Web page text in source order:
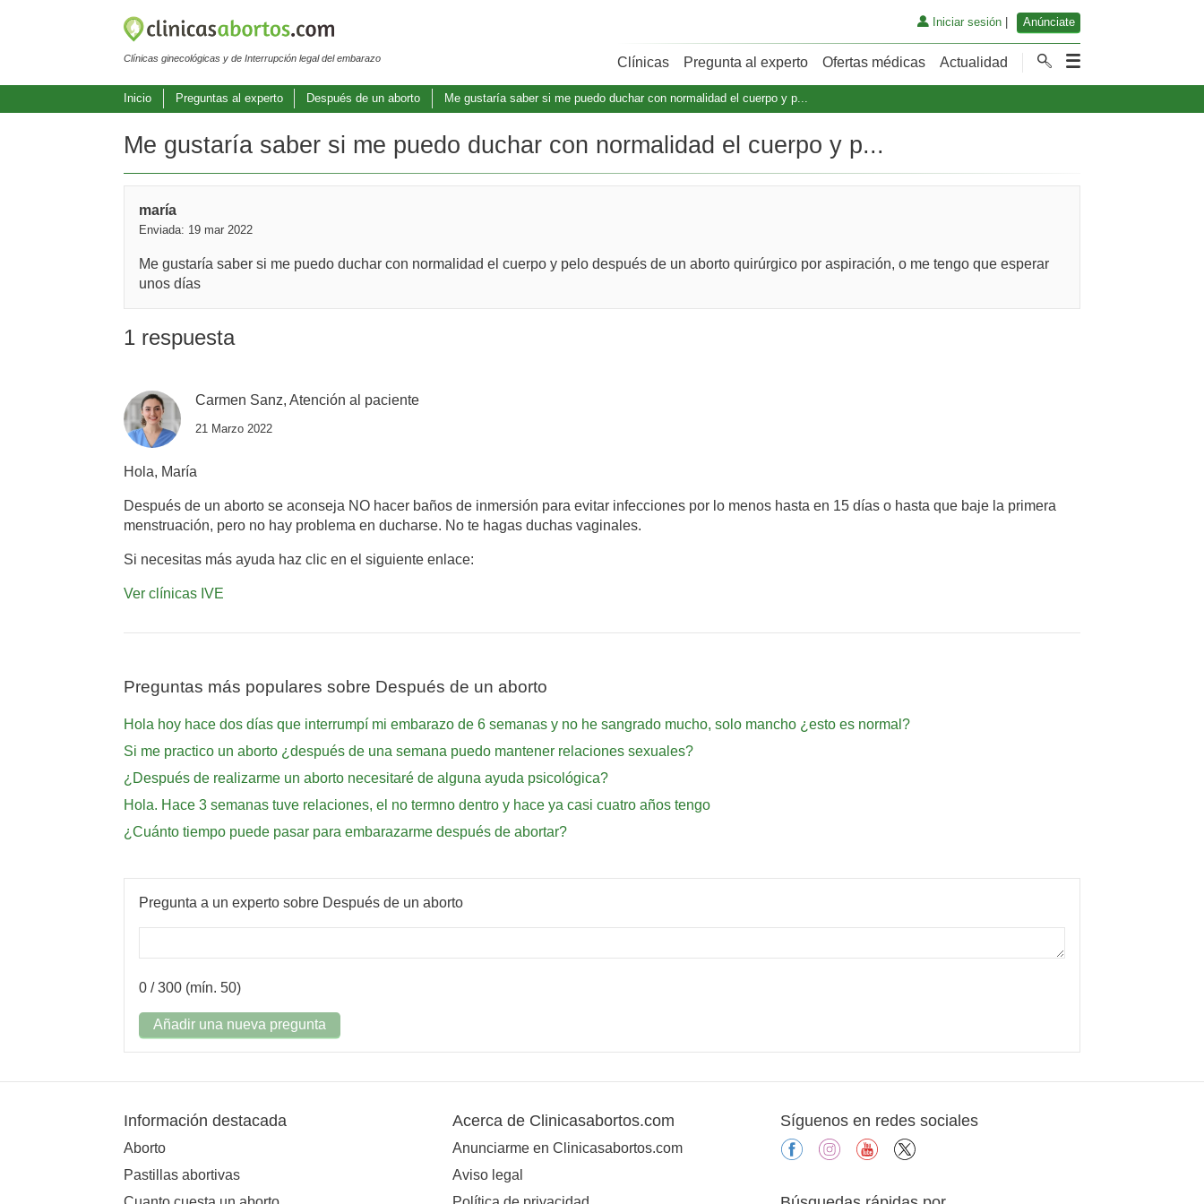
Clínicas ginecológicas y de Interrupción legal del embarazo
Iniciar sesión| Anúnciate
Clínicas Pregunta al experto Ofertas médicas Actualidad
Inicio Preguntas al experto Después de un aborto Me gustaría saber si me puedo duchar con normalidad el cuerpo y p...
Me gustaría saber si me puedo duchar con normalidad el cuerpo y p...
maría
Enviada: 19 mar 2022
Me gustaría saber si me puedo duchar con normalidad el cuerpo y pelo después de un aborto quirúrgico por aspiración, o me tengo que esperar
unos días
1 respuesta
Carmen Sanz, Atención al paciente
21 Marzo 2022
Hola, María
Después de un aborto se aconseja NO hacer baños de inmersión para evitar infecciones por lo menos hasta en 15 días o hasta que baje la primera
menstruación, pero no hay problema en ducharse. No te hagas duchas vaginales.
Si necesitas más ayuda haz clic en el siguiente enlace:
Ver clínicas IVE
Preguntas más populares sobre Después de un aborto
Hola hoy hace dos días que interrumpí mi embarazo de 6 semanas y no he sangrado mucho, solo mancho ¿esto es normal?
Si me practico un aborto ¿después de una semana puedo mantener relaciones sexuales?
¿Después de realizarme un aborto necesitaré de alguna ayuda psicológica?
Hola. Hace 3 semanas tuve relaciones, el no termno dentro y hace ya casi cuatro años tengo
¿Cuánto tiempo puede pasar para embarazarme después de abortar?
Pregunta a un experto sobre Después de un aborto
0 / 300 (mín. 50)
Añadir una nueva pregunta
Información destacada
Aborto
Pastillas abortivas
Acerca de Clinicasabortos.com
Anunciarme en Clinicasabortos.com
Aviso legal
Síguenos en redes sociales
facebookinstagramyoutube